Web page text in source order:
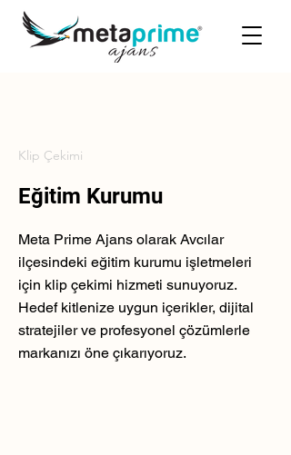
Klip Çekimi
Eğitim Kurumu
Meta Prime Ajans olarak Avcılar
ilçesindeki eğitim kurumu işletmeleri
için klip çekimi hizmeti sunuyoruz.
Hedef kitlenize uygun içerikler, dijital
stratejiler ve profesyonel çözümlerle
markanızı öne çıkarıyoruz.